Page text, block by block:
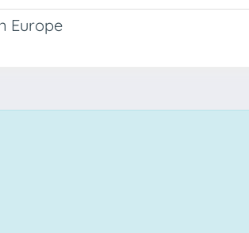
Europe